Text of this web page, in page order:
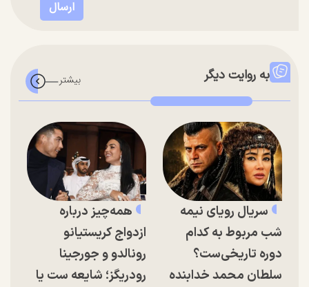
به روایت دیگر
سریال رویای نیمه
شب مربوط به کدام
دوره تاریخی‌ست؟
سلطان محمد خدابنده
همه‌چیز درباره
ازدواج کریستیانو
رونالدو و جورجینا
رودریگز؛ شایعه ست یا